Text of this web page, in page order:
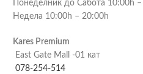
Понеделник до Сабота 10:00h
Недела 10:00h – 20:00h
Kares Premium
East Gate Mall -01 кат
078-254-514